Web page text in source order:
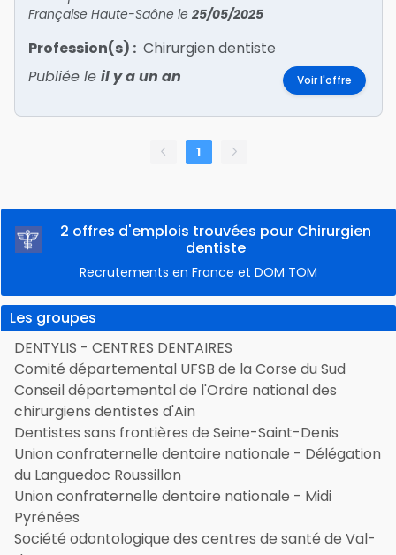
2 offres d'emplois trouvées pour Chirurgien
dentiste
Recrutements en France et DOM TOM
Les groupes
DENTYLIS - CENTRES DENTAIRES
Comité départemental UFSB de la Corse du Sud
Conseil départemental de l'Ordre national des
chirurgiens dentistes d'Ain
Dentistes sans frontières de Seine-Saint-Denis
Union confraternelle dentaire nationale - Délégation
du Languedoc Roussillon
Union confraternelle dentaire nationale - Midi
Pyrénées
Société odontologique des centres de santé de Val-
Française Haute-Saône le 25/05/2025
Profession(s) : Chirurgien dentiste
Publiée le il y a un an Voir l'offre
1